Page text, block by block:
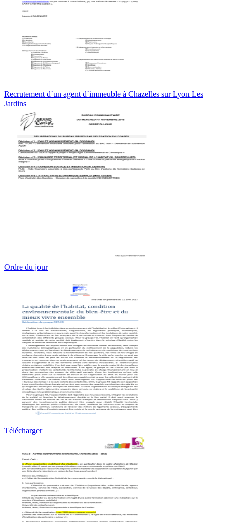
Recrutement d`un agent d`immeuble à Chazelles sur Lyon Les
Jardins
Ordre du jour
Télécharger